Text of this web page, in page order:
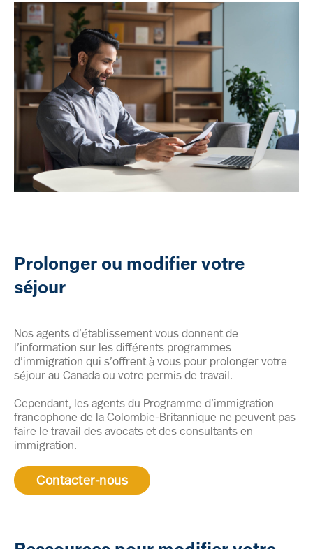
Prolonger ou modifier votre
séjour
Nos agents d’établissement vous donnent de
l’information sur les différents programmes
d’immigration qui s’offrent à vous pour prolonger votre
séjour au Canada ou votre permis de travail.
Cependant, les agents du Programme d’immigration
francophone de la Colombie-Britannique ne peuvent pas
faire le travail des avocats et des consultants en
immigration.
Contacter-nous